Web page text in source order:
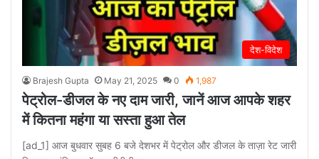
देश-विदेश
Brajesh Gupta May 21, 2025 0 1,987
पेट्रोल-डीजल के नए दाम जारी, जानें आज आपके शहर
में कितना महंगा या सस्ता हुआ तेल
[ad_1] आज बुधवार सुबह 6 बजे देशभर में पेट्रोल और डीजल के ताज़ा रेट जारी